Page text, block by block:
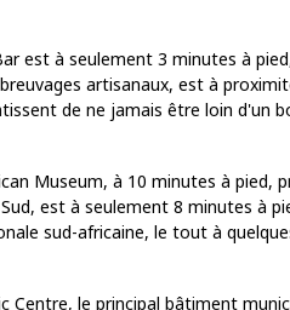
est à seulement 3 minutes à
artisanaux, est à
de ne jamais être loin d'un
Museum, à 10 minutes à pied,
est à seulement 8 minutes à
sud-africaine, le tout à
le principal bâtiment